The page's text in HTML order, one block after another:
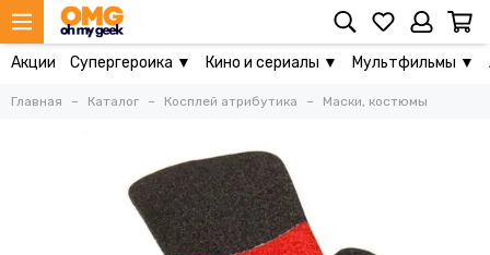
Акции Супергероика ▼ Кино и сериалы ▼ Мультфильмы ▼
Главная Каталог Косплей атрибутика Маски, костюмы